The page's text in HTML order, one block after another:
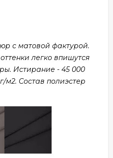
с матовой фактурой.
легко впишутся
Истирание - 45 000
м2. Состав полиэстер